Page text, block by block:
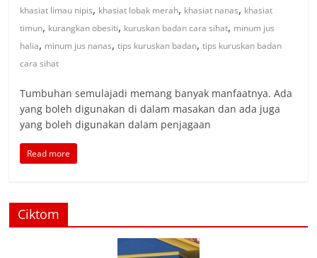
khasiat limau nipis, khasiat lobak merah, khasiat nanas, khasiat
timun, kurangkan obesiti, kuruskan badan cara sihat, minum jus
halia, minum jus nanas,tips kuruskan badan,tips kuruskan badan
cara sihat
Tumbuhan semulajadi memang banyak manfaatnya. Ada
yang boleh digunakan di dalam masakan dan ada juga
yang boleh digunakan dalam penjagaan
Read more
Ciktom